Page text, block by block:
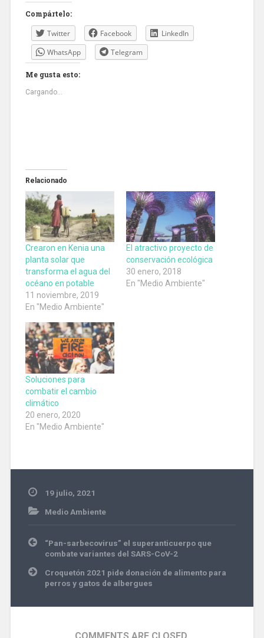
Compártelo:
Twitter Facebook
LinkedIn
WhatsApp
Telegram
Me gusta esto:
Cargando...
Relacionado
Crearon en Kenia una
planta solar que
transforma el agua del
océano en potable
11 noviembre, 2019
En "Medio Ambiente"
El atractivo proyecto de
conservación ecológica
30 enero, 2018
En "Medio Ambiente"
Soluciones para
combatir el cambio
climático
20 enero, 2020
En "Medio Ambiente"
19 julio, 2021
Medio Ambiente
Navegación
entradas
“Pan-sarbecovirus” el superanticuerpo que
combate variantes del SARS-CoV-2
Croquetón 2021 pide donación de alimento para
perros y gatos de albergues
COMMENTS ARE CLOSED.